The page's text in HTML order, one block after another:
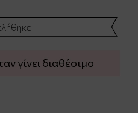
γίνει διαθέσιμο